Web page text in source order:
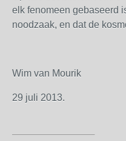
elk fenomeen gebaseerd
noodzaak, en dat de
Wim van Mourik
29 juli 2013.